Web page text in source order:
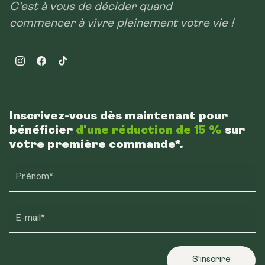
C'est à vous de décider quand
commencer à vivre pleinement votre vie !
InstagramFacebookTikTok
Inscrivez-vous dès maintenant pour
bénéficier d'une réduction de 15 % sur
votre première commande*.
Prénom*
E-mail*
S'inscrire